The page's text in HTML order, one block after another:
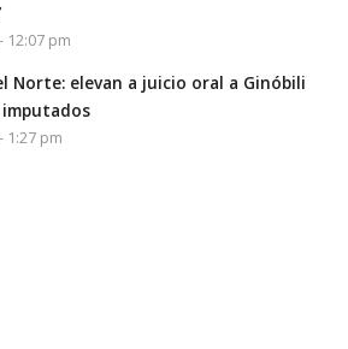
12:07 pm
Norte: elevan a juicio oral a Ginóbili
1:27 pm